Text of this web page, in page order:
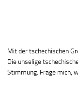
Mit der tschechischen
Die unselige
Stimmung. Frage mich,